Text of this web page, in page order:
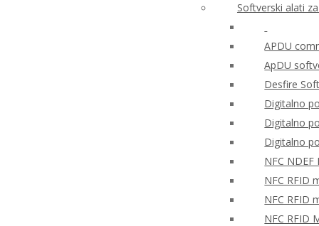
Softverski alati
APDU
ApDU
Desfire
Digitalno
Digitalno
Digitalno
NFC NDEF
NFC RFID
NFC RFID
NFC RFID